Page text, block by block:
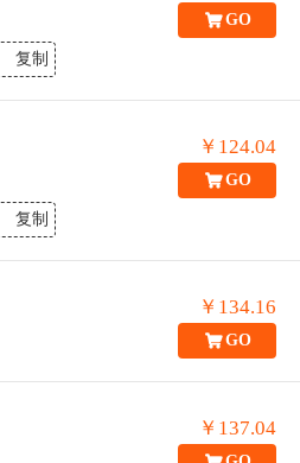
复制
GO
复制
￥124.04
GO
￥134.16
GO
￥137.04